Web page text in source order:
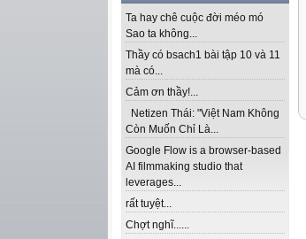
Ta hay chê cuộc đời méo mó
Sao ta không...
Thầy có bsach1 bài tập 10 và 11
mà có...
Cảm ơn thầy!...
Netizen Thái: "Việt Nam Không
Còn Muốn Chỉ Là...
Google Flow is a browser-based
AI filmmaking studio that
leverages...
rất tuyệt...
Chợt nghĩ......